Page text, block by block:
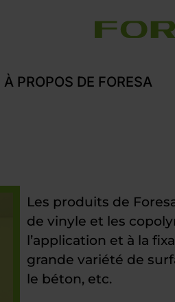
À PROPOS DE FORESA
Les produits de
de vinyle et les
l’application et à la
grande variété de
le béton, etc.